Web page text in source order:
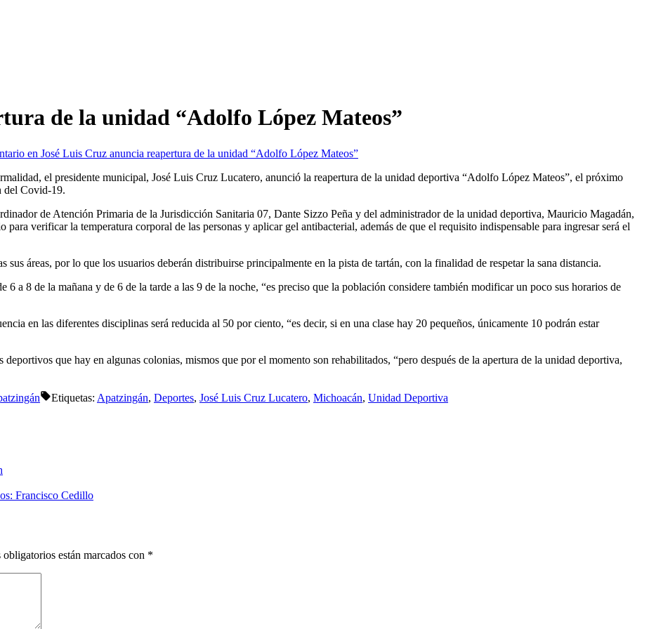
de la unidad “Adolfo López Mateos”
en José Luis Cruz anuncia reapertura de la unidad “Adolfo López Mateos”
el presidente municipal, José Luis Cruz Lucatero, anunció la reapertura de la unidad deportiva “Adolfo López Mateos”, el próximo
del Covid-19.
de Atención Primaria de la Jurisdicción Sanitaria 07, Dante Sizzo Peña y del administrador de la unidad deportiva, Mauricio Magadán,
verificar la temperatura corporal de las personas y aplicar gel antibacterial, además de que el requisito indispensable para ingresar será el
sus áreas, por lo que los usuarios deberán distribuirse principalmente en la pista de tartán, con la finalidad de respetar la sana distancia.
a 8 de la mañana y de 6 de la tarde a las 9 de la noche, “es preciso que la población considere también modificar un poco sus horarios de
en las diferentes disciplinas será reducida al 50 por ciento, “es decir, si en una clase hay 20 pequeños, únicamente 10 podrán estar
que hay en algunas colonias, mismos que por el momento son rehabilitados, “pero después de la apertura de la unidad deportiva,
Etiquetas: Apatzingán, Deportes, José Luis Cruz Lucatero, Michoacán, Unidad Deportiva
Francisco Cedillo
están marcados con *